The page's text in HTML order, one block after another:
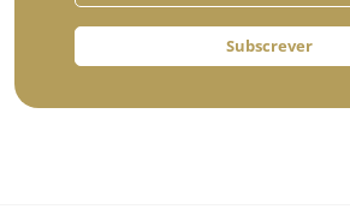
Subscrever